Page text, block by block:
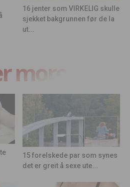
16 jenter som VIRKELIG skulle
sjekket bakgrunnen før de la
ut...
moro
15 forelskede par som synes
det er greit å sexe ute...